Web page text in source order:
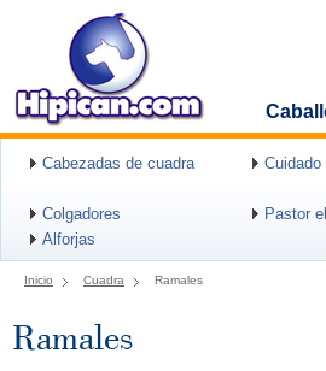
Cabezadas de cuadra
Colgadores
Pastor
Alforjas
Inicio Cuadra Ramales
Ramales